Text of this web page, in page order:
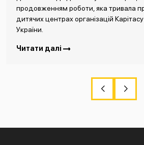
продовженням роботи, яка тривала
дитячих центрах організацій
України.
Читати далі